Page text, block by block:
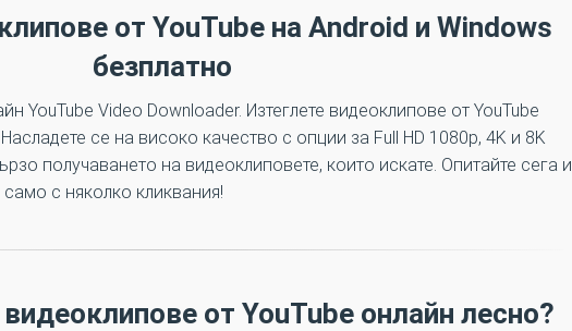
от YouTube на Android и Windows
безплатно
YouTube Video Downloader. Изтеглете видеоклипове от YouTube
се на високо качество с опции за Full HD 1080p, 4K и 8K
получаването на видеоклиповете, които искате. Опитайте сега и
с няколко кликвания!
от YouTube онлайн лесно?